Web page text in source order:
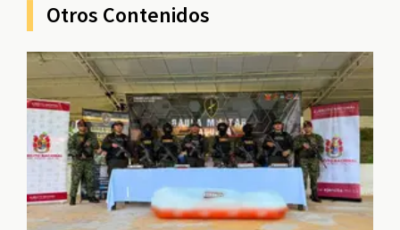
Otros Contenidos